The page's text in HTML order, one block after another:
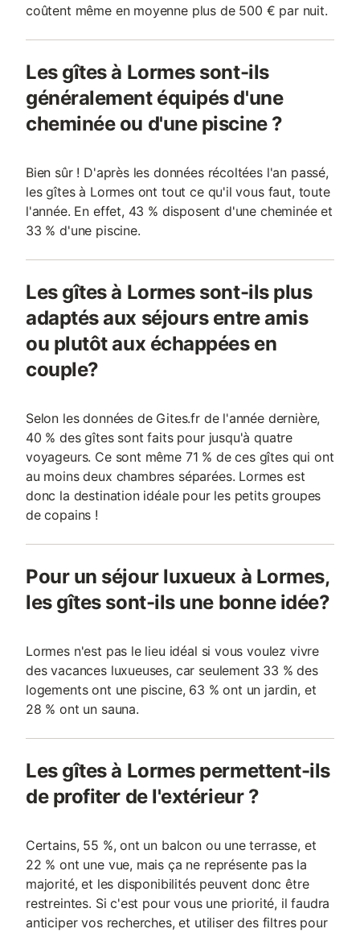
coûtent même en moyenne plus de 500 € par nuit.
Les gîtes à Lormes sont-ils
généralement équipés d'une
cheminée ou d'une piscine ?
Bien sûr ! D'après les données récoltées l'an passé,
les gîtes à Lormes ont tout ce qu'il vous faut, toute
l'année. En effet, 43 % disposent d'une cheminée et
33 % d'une piscine.
Les gîtes à Lormes sont-ils plus
adaptés aux séjours entre amis
ou plutôt aux échappées en
couple?
Selon les données de Gites.fr de l'année dernière,
40 % des gîtes sont faits pour jusqu'à quatre
voyageurs. Ce sont même 71 % de ces gîtes qui ont
au moins deux chambres séparées. Lormes est
donc la destination idéale pour les petits groupes
de copains !
Pour un séjour luxueux à Lormes,
les gîtes sont-ils une bonne idée?
Lormes n'est pas le lieu idéal si vous voulez vivre
des vacances luxueuses, car seulement 33 % des
logements ont une piscine, 63 % ont un jardin, et
28 % ont un sauna.
Les gîtes à Lormes permettent-ils
de profiter de l'extérieur ?
Certains, 55 %, ont un balcon ou une terrasse, et
22 % ont une vue, mais ça ne représente pas la
majorité, et les disponibilités peuvent donc être
restreintes. Si c'est pour vous une priorité, il faudra
anticiper vos recherches, et utiliser des filtres pour